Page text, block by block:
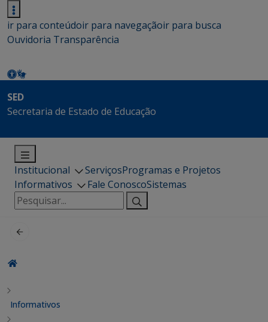
ir para conteúdoir para navegaçãoir para busca
Ouvidoria Transparência
SED
Secretaria de Estado de Educação
Institucional ServiçosProgramas e Projetos
Informativos
Fale ConoscoSistemas
Pesquisar
por:
Informativos